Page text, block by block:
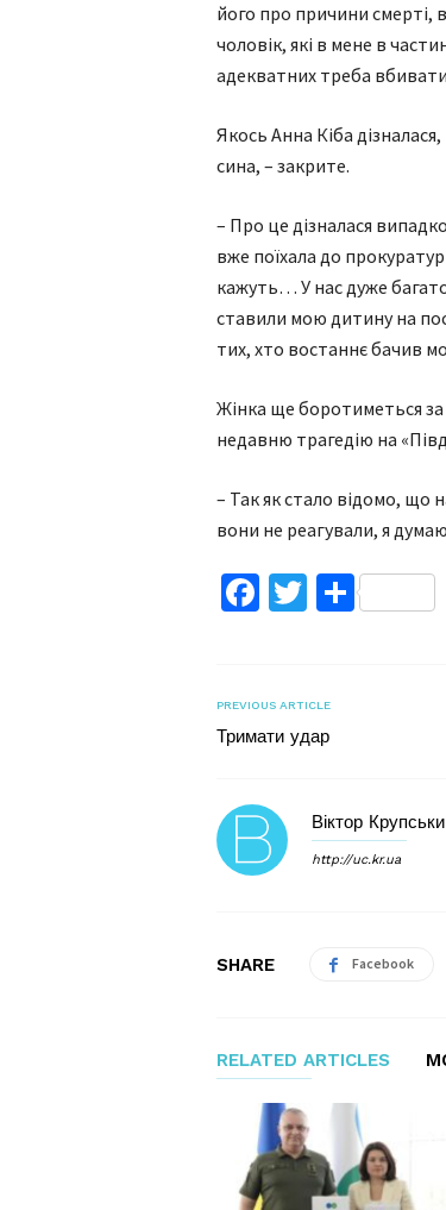
його про причини смерті,
чоловік, які в мене в
адекватних треба
Якось Анна Кіба
сина, – закрите.
– Про це дізналася
вже поїхала до
кажуть… У нас дуже
ставили мою дитину на
тих, хто востаннє бачив
Жінка ще боротиметься
недавню трагедію на
– Так як стало відомо, що
вони не реагували, я
Facebook
Twitter
PREVIOUS ARTICLE
Тримати удар
Віктор
http://uc.kr.ua
SHARE Facebook
RELATED ARTICLES